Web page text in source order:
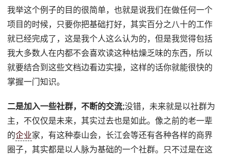
我举这个例子的目的很简单，也就是说我们在做任何一个
项目的时候，只要你把基础打好，其实百分之八十的工作
就已经完成了，这是我个人这么认为的，但是我觉得包括
我大多数人在内都不会喜欢读这种枯燥乏味的东西，所以
就要结合到这些文档边看边实操，这样的话你就能很快的
掌握一门知识。
二是加入一些社群，不断的交流;没错，未来就是以社群为
主，不仅仅是未来，其实过去也是如此。像之前的老一辈
的企业家，有这种泰山会，长江会等还有各种各样的商界
圈子，其实都是以人脉为基础的一个社群。只不过是在这